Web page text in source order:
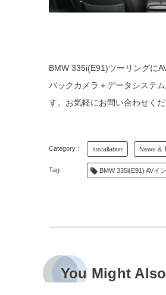
BMW 335i(E91)ツーリングに
バックカメラ＋データシステ
す。お気軽にお問い合わせくだ
Installation News &
BMW 335i(E91) AV
You Might